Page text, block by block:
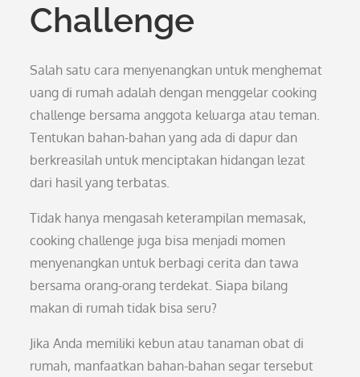
Challenge
Salah satu cara menyenangkan untuk menghemat
uang di rumah adalah dengan menggelar cooking
challenge bersama anggota keluarga atau teman.
Tentukan bahan-bahan yang ada di dapur dan
berkreasilah untuk menciptakan hidangan lezat
dari hasil yang terbatas.
Tidak hanya mengasah keterampilan memasak,
cooking challenge juga bisa menjadi momen
menyenangkan untuk berbagi cerita dan tawa
bersama orang-orang terdekat. Siapa bilang
makan di rumah tidak bisa seru?
Jika Anda memiliki kebun atau tanaman obat di
rumah, manfaatkan bahan-bahan segar tersebut